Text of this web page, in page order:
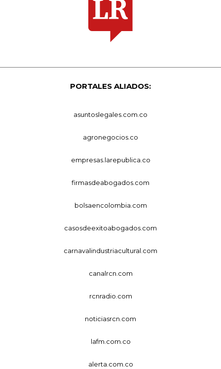
PORTALES ALIADOS:
asuntoslegales.com.co
agronegocios.co
empresas.larepublica.co
firmasdeabogados.com
bolsaencolombia.com
casosdeexitoabogados.com
carnavalindustriacultural.com
canalrcn.com
rcnradio.com
noticiasrcn.com
lafm.com.co
alerta.com.co